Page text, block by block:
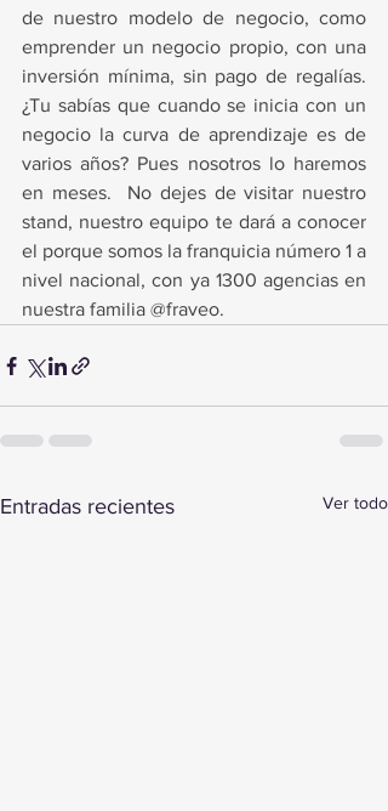
de nuestro modelo de negocio, como
emprender un negocio propio, con una
inversión mínima, sin pago de regalías.
¿Tu sabías que cuando se inicia con un
negocio la curva de aprendizaje es de
varios años? Pues nosotros lo haremos
en meses.  No dejes de visitar nuestro
stand, nuestro equipo te dará a conocer
el porque somos la franquicia número 1 a
nivel nacional, con ya 1300 agencias en
nuestra familia @fraveo.
Entradas recientes Ver todo